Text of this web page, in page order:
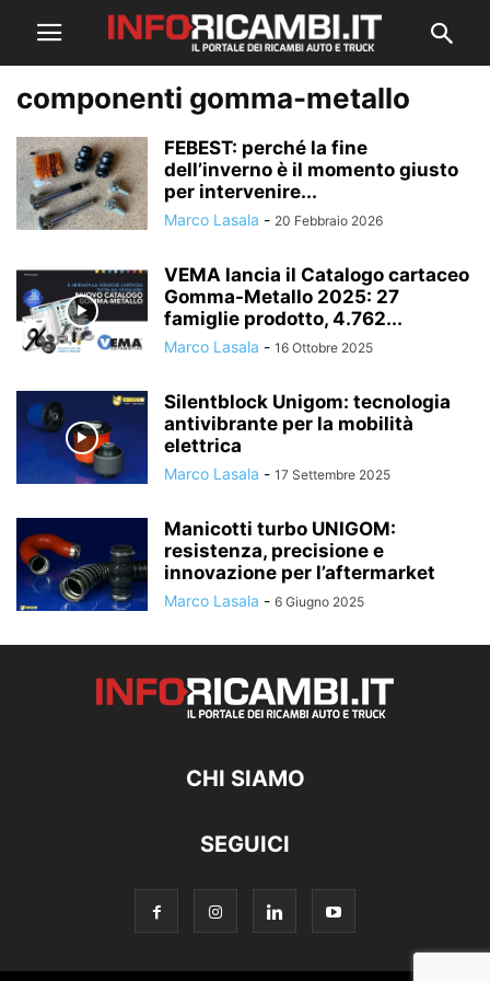
componenti gomma-metallo
FEBEST: perché la fine
dell’inverno è il momento giusto
per intervenire...
Marco Lasala - 20 Febbraio 2026
VEMA lancia il Catalogo cartaceo
Gomma-Metallo 2025: 27
famiglie prodotto, 4.762...
Marco Lasala - 16 Ottobre 2025
Silentblock Unigom: tecnologia
antivibrante per la mobilità
elettrica
Marco Lasala - 17 Settembre 2025
Manicotti turbo UNIGOM:
resistenza, precisione e
innovazione per l’aftermarket
Marco Lasala - 6 Giugno 2025
CHI SIAMO
SEGUICI